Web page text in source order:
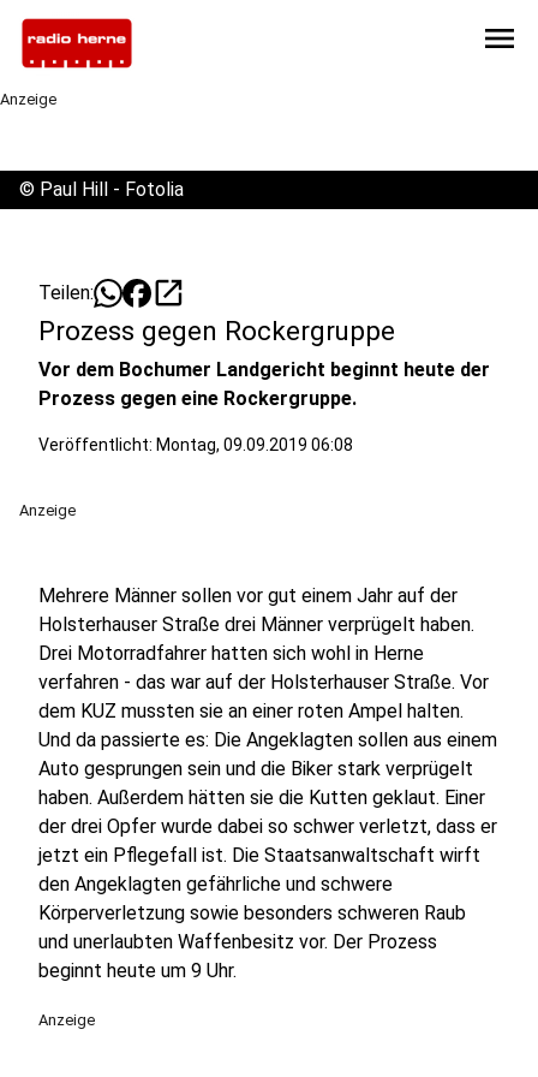
menu
Anzeige
© Paul Hill - Fotolia
Teilen: open_in_new
Prozess gegen Rockergruppe
Vor dem Bochumer Landgericht beginnt heute der
Prozess gegen eine Rockergruppe.
Veröffentlicht: Montag, 09.09.2019 06:08
Anzeige
Mehrere Männer sollen vor gut einem Jahr auf der
Holsterhauser Straße drei Männer verprügelt haben.
Drei Motorradfahrer hatten sich wohl in Herne
verfahren - das war auf der Holsterhauser Straße. Vor
dem KUZ mussten sie an einer roten Ampel halten.
Und da passierte es: Die Angeklagten sollen aus einem
Auto gesprungen sein und die Biker stark verprügelt
haben. Außerdem hätten sie die Kutten geklaut. Einer
der drei Opfer wurde dabei so schwer verletzt, dass er
jetzt ein Pflegefall ist. Die Staatsanwaltschaft wirft
den Angeklagten gefährliche und schwere
Körperverletzung sowie besonders schweren Raub
und unerlaubten Waffenbesitz vor. Der Prozess
beginnt heute um 9 Uhr.
Anzeige